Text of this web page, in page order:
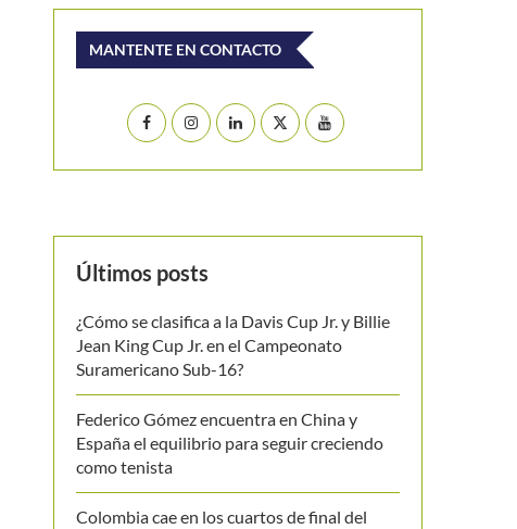
MANTENTE EN CONTACTO
Últimos posts
¿Cómo se clasifica a la Davis Cup Jr. y Billie
Jean King Cup Jr. en el Campeonato
Suramericano Sub-16?
Federico Gómez encuentra en China y
España el equilibrio para seguir creciendo
como tenista
Colombia cae en los cuartos de final del